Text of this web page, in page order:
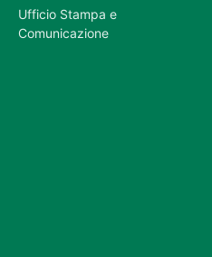
Ufficio Stampa e
Comunicazione